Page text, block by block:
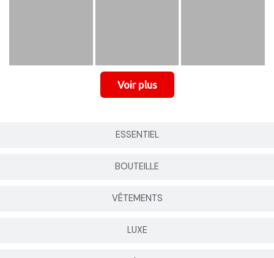
ESSENTIEL
BOUTEILLE
VÊTEMENTS
LUXE